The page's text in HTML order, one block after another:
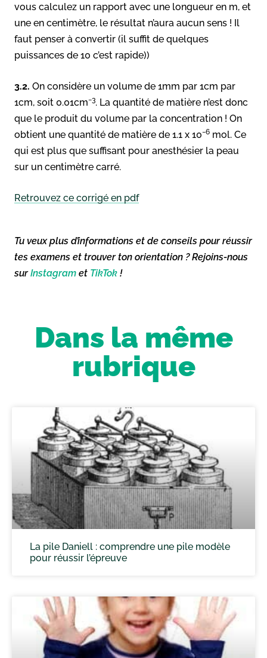
vous calculez un rapport avec une longueur en m, et
une en centimètre, le résultat n’aura aucun sens ! Il
faut penser à convertir (il suffit de quelques
puissances de 10 c’est rapide))
3.2. On considère un volume de 1mm par 1cm par
1cm, soit 0.01cm−3. La quantité de matière n’est donc
que le produit du volume par la concentration ! On
obtient une quantité de matière de 1.1 x 10−6 mol. Ce
qui est plus que suffisant pour anesthésier la peau
sur un centimètre carré.
Retrouvez ce corrigé en pdf
Tu veux plus d’informations et de conseils pour réussir
tes examens et trouver ton orientation ? Rejoins-nous
surInstagram et TikTok !
Dans la même
rubrique
La pile Daniell : comprendre une pile modèle
pour réussir l’épreuve